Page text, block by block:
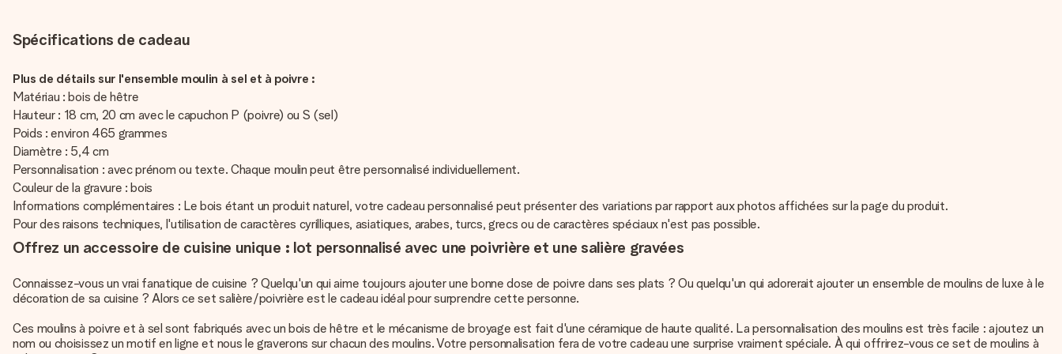
Spécifications de cadeau
Plus de détails sur l'ensemble moulin à sel et à poivre :
Matériau : bois de hêtre
Hauteur : 18 cm, 20 cm avec le capuchon P (poivre) ou S (sel)
Poids : environ 465 grammes
Diamètre : 5,4 cm
Personnalisation : avec prénom ou texte. Chaque moulin peut être personnalisé individuellement.
Couleur de la gravure : bois
Informations complémentaires : Le bois étant un produit naturel, votre cadeau personnalisé peut présenter des variations par rapport aux photos affichées sur la page du produit.
Pour des raisons techniques, l'utilisation de caractères cyrilliques, asiatiques, arabes, turcs, grecs ou de caractères spéciaux n'est pas possible.
Offrez un accessoire de cuisine unique : lot personnalisé avec une poivrière et une salière gravées
Connaissez-vous un vrai fanatique de cuisine ? Quelqu'un qui aime toujours ajouter une bonne dose de poivre dans ses plats ? Ou quelqu'un qui adorerait ajouter un ensemble de moulins de luxe à le
décoration de sa cuisine ? Alors ce set salière/poivrière est le cadeau idéal pour surprendre cette personne.
Ces moulins à poivre et à sel sont fabriqués avec un bois de hêtre et le mécanisme de broyage est fait d'une céramique de haute qualité. La personnalisation des moulins est très facile : ajoutez un
nom ou choisissez un motif en ligne et nous le graverons sur chacun des moulins. Votre personnalisation fera de votre cadeau une surprise vraiment spéciale. À qui offrirez-vous ce set de moulins à